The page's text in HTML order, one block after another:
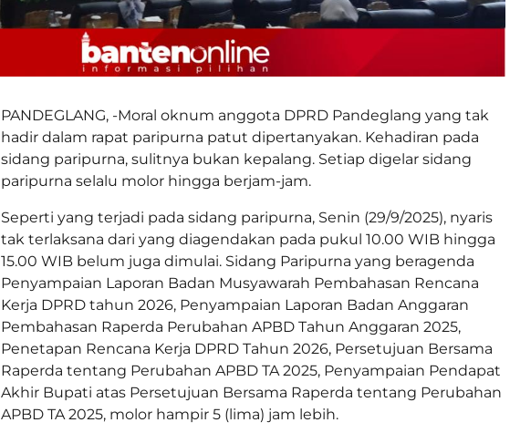
PANDEGLANG, -Moral oknum anggota DPRD Pandeglang yang tak
hadir dalam rapat paripurna patut dipertanyakan. Kehadiran pada
sidang paripurna, sulitnya bukan kepalang. Setiap digelar sidang
paripurna selalu molor hingga berjam-jam.
Seperti yang terjadi pada sidang paripurna, Senin (29/9/2025), nyaris
tak terlaksana dari yang diagendakan pada pukul 10.00 WIB hingga
15.00 WIB belum juga dimulai. Sidang Paripurna yang beragenda
Penyampaian Laporan Badan Musyawarah Pembahasan Rencana
Kerja DPRD tahun 2026, Penyampaian Laporan Badan Anggaran
Pembahasan Raperda Perubahan APBD Tahun Anggaran 2025,
Penetapan Rencana Kerja DPRD Tahun 2026, Persetujuan Bersama
Raperda tentang Perubahan APBD TA 2025, Penyampaian Pendapat
Akhir Bupati atas Persetujuan Bersama Raperda tentang Perubahan
APBD TA 2025, molor hampir 5 (lima) jam lebih.